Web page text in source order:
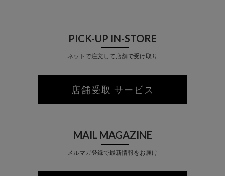
PICK-UP IN-STORE
ネットで注文して店舗で受け取り
店舗受取 サービス
MAIL MAGAZINE
メルマガ登録で最新情報をお届け